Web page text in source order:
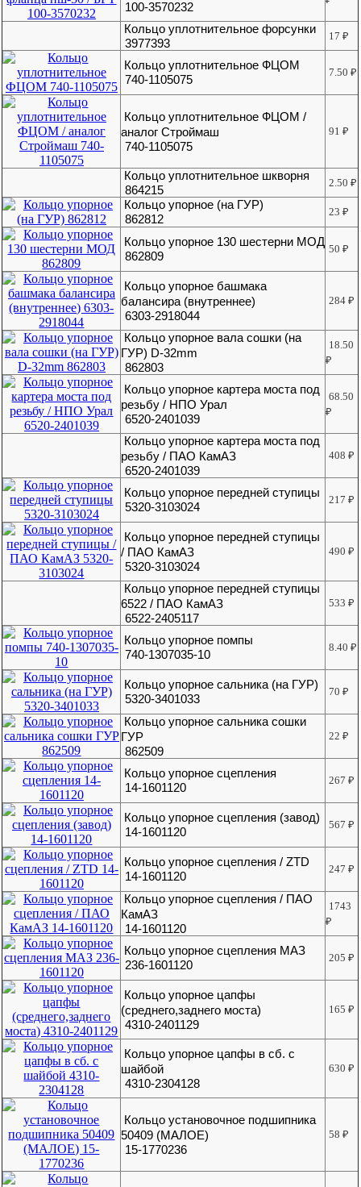
100-3570232
Кольцо уплотнительное форсунки
3977393
17₽
Кольцо уплотнительное ФЦОМ
740-1105075
7.50₽
Кольцо уплотнительное ФЦОМ /
аналог Строймаш
740-1105075
91₽
Кольцо уплотнительное шкворня
864215
2.50₽
Кольцо упорное (на ГУР)
862812
23₽
Кольцо упорное 130 шестерни МОД
862809
50₽
Кольцо упорное башмака
балансира (внутреннее)
6303-2918044
284₽
Кольцо упорное вала сошки (на
ГУР) D-32mm
862803
18.50
₽
Кольцо упорное картера моста под
резьбу / НПО Урал
6520-2401039
68.50
₽
Кольцо упорное картера моста под
резьбу / ПАО КамАЗ
6520-2401039
408₽
Кольцо упорное передней ступицы
5320-3103024
217₽
Кольцо упорное передней ступицы
/ ПАО КамАЗ
5320-3103024
490₽
Кольцо упорное передней ступицы
6522 / ПАО КамАЗ
6522-2405117
533₽
Кольцо упорное помпы
740-1307035-10
8.40₽
Кольцо упорное сальника (на ГУР)
5320-3401033
70₽
Кольцо упорное сальника сошки
ГУР
862509
22₽
Кольцо упорное сцепления
14-1601120
267₽
Кольцо упорное сцепления (завод)
14-1601120
567₽
Кольцо упорное сцепления / ZTD
14-1601120
247₽
Кольцо упорное сцепления / ПАО
КамАЗ
14-1601120
1743
₽
Кольцо упорное сцепления МАЗ
236-1601120
205₽
Кольцо упорное цапфы
(среднего,заднего моста)
4310-2401129
165₽
Кольцо упорное цапфы в сб. с
шайбой
4310-2304128
630₽
Кольцо установочное подшипника
50409 (МАЛОЕ)
15-1770236
58₽